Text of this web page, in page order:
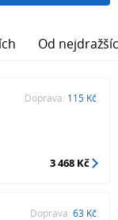
Od
Doprava: 115 Kč
3 468 Kč
Doprava: 63 Kč